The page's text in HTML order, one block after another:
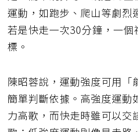
運動，如跑步、爬山等劇烈
若是快走一次30分鐘，一個
標。
陳昭蓉說，運動強度可用「
簡單判斷依據。高強度運動
力高歌，而快走時雖可以交